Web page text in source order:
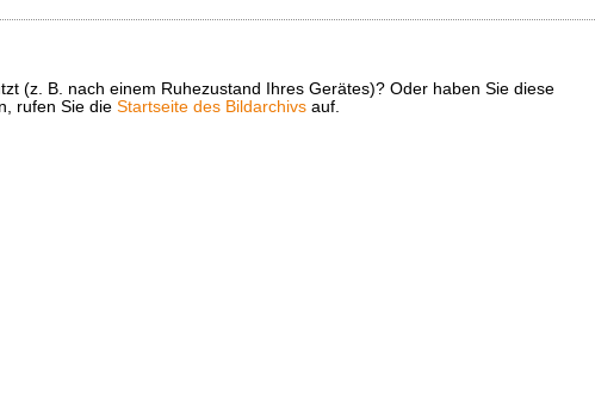
(z. B. nach einem Ruhezustand Ihres Gerätes)? Oder haben Sie diese
rufen Sie die Startseite des Bildarchivs auf.